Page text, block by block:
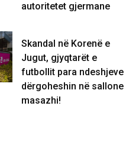
autoritetet gjermane
Skandal në Korenë e
Jugut, gjyqtarët e
futbollit para ndeshjeve
dërgoheshin në sallone
masazhi!